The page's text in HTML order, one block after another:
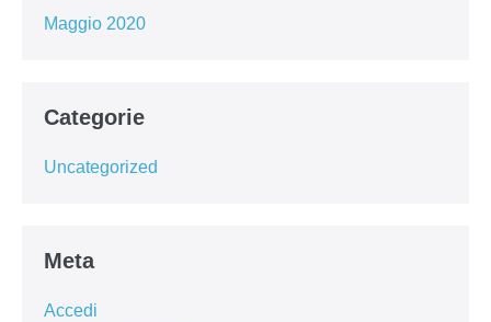
Maggio 2020
Categorie
Uncategorized
Meta
Accedi